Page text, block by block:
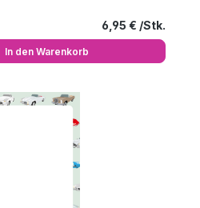
Regulärer
6,95 €
In den Warenkorb